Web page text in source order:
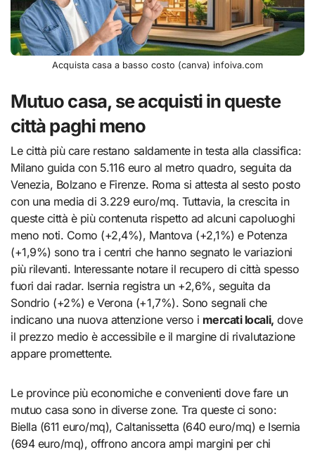
Acquista casa a basso costo (canva) infoiva.com
Mutuo casa, se acquisti in queste
città paghi meno
Le città più care restano saldamente in testa alla classifica:
Milano guida con 5.116 euro al metro quadro, seguita da
Venezia, Bolzano e Firenze. Roma si attesta al sesto posto
con una media di 3.229 euro/mq. Tuttavia, la crescita in
queste città è più contenuta rispetto ad alcuni capoluoghi
meno noti. Como (+2,4%), Mantova (+2,1%) e Potenza
(+1,9%) sono tra i centri che hanno segnato le variazioni
più rilevanti. Interessante notare il recupero di città spesso
fuori dai radar. Isernia registra un +2,6%, seguita da
Sondrio (+2%) e Verona (+1,7%). Sono segnali che
indicano una nuova attenzione verso i mercati locali, dove
il prezzo medio è accessibile e il margine di rivalutazione
appare promettente.
Le province più economiche e convenienti dove fare un
mutuo casa sono in diverse zone. Tra queste ci sono:
Biella (611 euro/mq), Caltanissetta (640 euro/mq) e Isernia
(694 euro/mq), offrono ancora ampi margini per chi